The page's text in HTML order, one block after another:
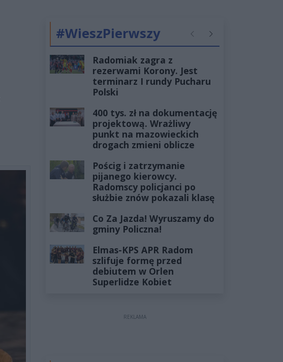
#WieszPierwszy PoprzednieNastępne
Radomiak zagra z
rezerwami Korony. Jest
terminarz I rundy Pucharu
Polski
400 tys. zł na dokumentację
projektową. Wrażliwy
punkt na mazowieckich
drogach zmieni oblicze
Pościg i zatrzymanie
pijanego kierowcy.
Radomscy policjanci po
służbie znów pokazali klasę
Co Za Jazda! Wyruszamy do
gminy Policzna!
Elmas-KPS APR Radom
szlifuje formę przed
debiutem w Orlen
Superlidze Kobiet
REKLAMA